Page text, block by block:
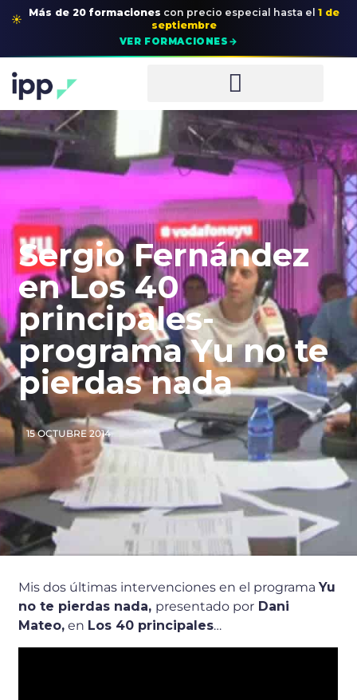
☀ Más de 20 formaciones con precio especial hasta el 1 de
septiembre
VER FORMACIONES →
Sergio Fernández
en Los 40
principales-
programa Yu no te
pierdas nada
15 OCTUBRE 2014
Mis dos últimas intervenciones en el programaYu
no te pierdas nada, presentado por Dani
Mateo, en Los 40 principales…